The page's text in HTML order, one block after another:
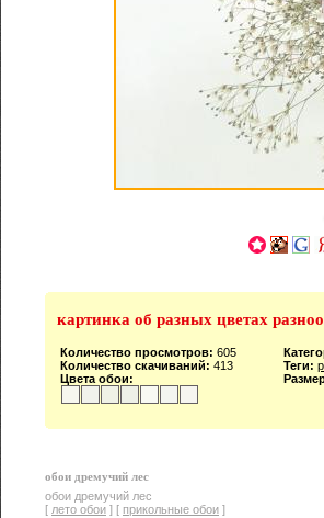
картинка об разных цветах
Количество просмотров: 605
Количество скачиваний: 413
Цвета обои:
Теги:
обои дремучий лес
обои дремучий лес
[ лето обои ] [ прикольные обои ]